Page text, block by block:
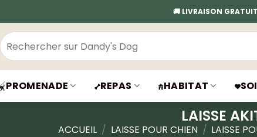
🚚 LIVRAISON
Recherche
pour :
PROMENADE REPAS HABITAT
LAISSE
ACCUEIL / LAISSE POUR CHIEN / LAISSE